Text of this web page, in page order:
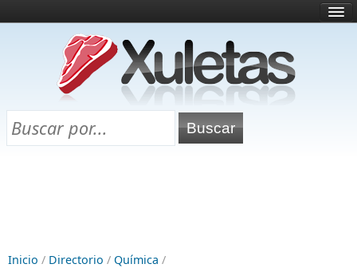
¿Qué es esto?
Directorio
Chuletas para exámenes
Inicio / Directorio / Química /